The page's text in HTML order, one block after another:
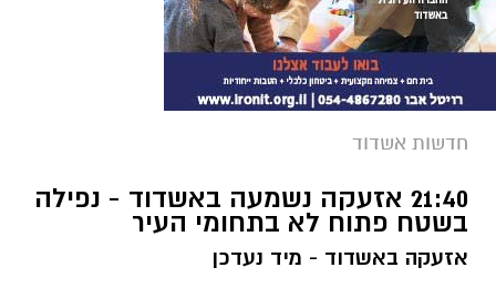
חדשות אשדוד
21:40 אזעקה נשמעה באשדוד - נפילה
בשטח פתוח לא בתחומי העיר
אזעקה באשדוד - מיד נעדכן